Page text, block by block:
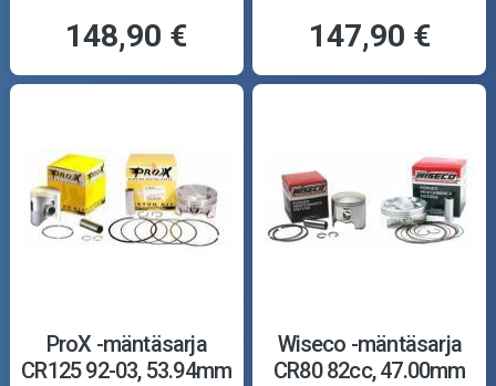
148,90 € 147,90 €
ProX -mäntäsarja
CR125 92-03, 53.94mm
Wiseco -mäntäsarja
CR80 82cc, 47.00mm